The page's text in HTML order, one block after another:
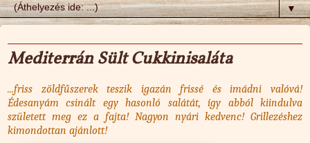
▼
Mediterrán Sült Cukkinisaláta
...friss zöldfűszerek teszik igazán frissé és imádni valóvá!
Édesanyám csinált egy hasonló salátát, így abból kiindulva
született meg ez a fajta! Nagyon nyári kedvenc! Grillezéshez
kimondottan ajánlott!